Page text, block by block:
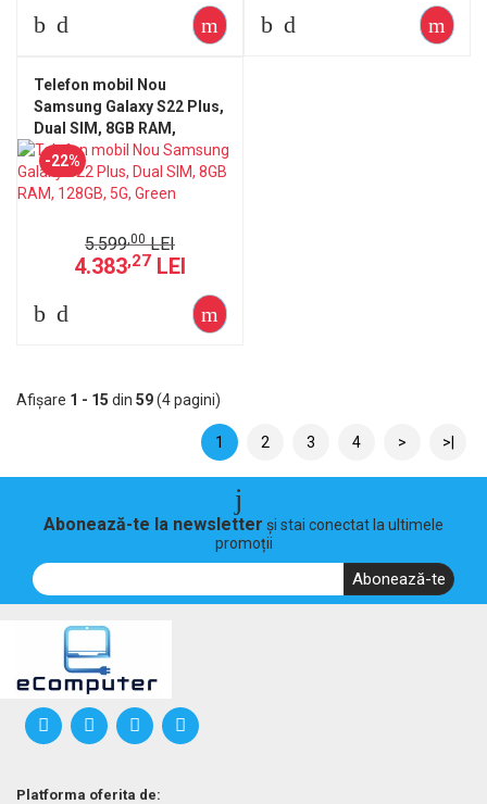
Telefon mobil Nou
Samsung Galaxy S22 Plus,
Dual SIM, 8GB RAM,
128GB, 5G, Green
-22%
5.599,00LEI
4.383,27 LEI
Afişare 1 - 15 din 59(4 pagini)
1 2 3 4 > >|
Abonează-te la newsletter și stai conectat la ultimele
promoții
Abonează-te
Platforma oferita de: